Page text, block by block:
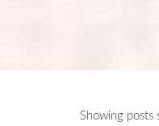
Showing posts